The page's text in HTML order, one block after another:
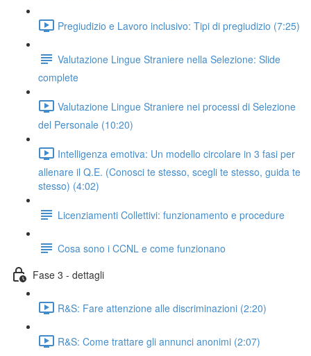
Pregiudizio e Lavoro inclusivo: Tipi di pregiudizio (7:25)
Valutazione Lingue Straniere nella Selezione: Slide
complete
Valutazione Lingue Straniere nei processi di Selezione
del Personale (10:20)
Intelligenza emotiva: Un modello circolare in 3 fasi per
allenare il Q.E. (Conosci te stesso, scegli te stesso, guida te
stesso) (4:02)
Licenziamenti Collettivi: funzionamento e procedure
Cosa sono i CCNL e come funzionano
Fase 3 - dettagli
R&S: Fare attenzione alle discriminazioni (2:20)
R&S: Come trattare gli annunci anonimi (2:07)